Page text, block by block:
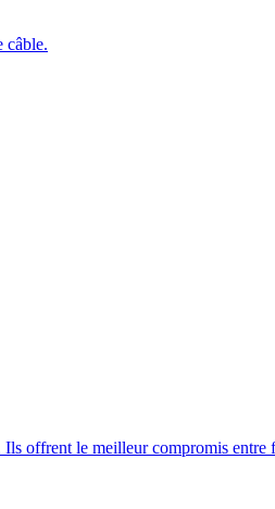
câble.
offrent le meilleur compromis